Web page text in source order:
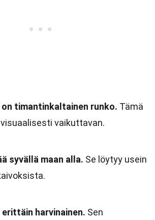
on timantinkaltainen runko. Tämä
vaikuttavan.
syvällä maan alla. Se löytyy usein
erittäin harvinainen. Sen